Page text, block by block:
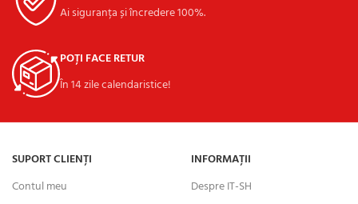
Ai siguranța și încredere 100%.
POȚI FACE RETUR
În 14 zile calendaristice!
SUPORT CLIENȚI
Contul meu
INFORMAȚII
Despre IT-SH